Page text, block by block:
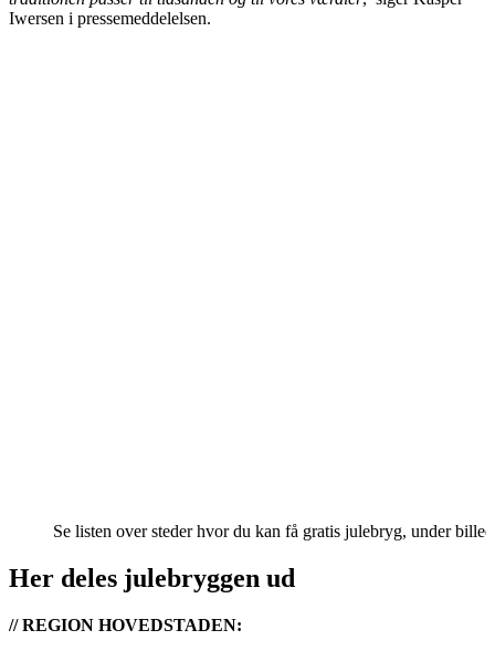
Iwersen i pressemeddelelsen.
Se listen over steder hvor du kan få gratis julebryg, under
Her deles julebryggen ud
// REGION HOVEDSTADEN: